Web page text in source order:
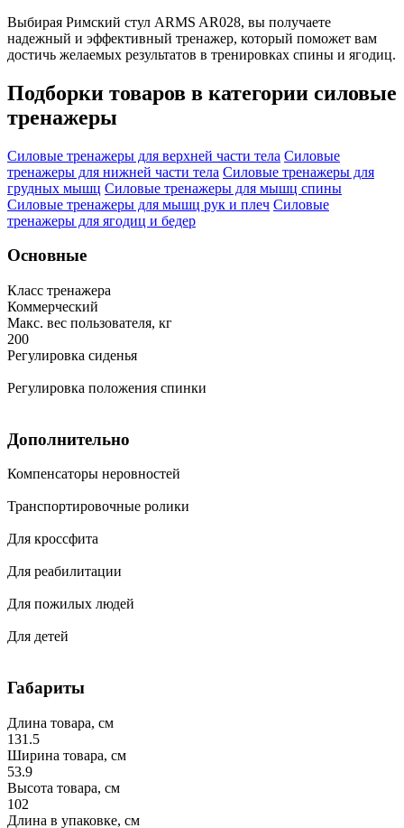
Выбирая Римский стул ARMS AR028, вы получаете
надежный и эффективный тренажер, который поможет вам
достичь желаемых результатов в тренировках спины и ягодиц.
Подборки товаров в категории силовые
тренажеры
Силовые тренажеры для верхней части тела Силовые
тренажеры для нижней части тела Силовые тренажеры для
грудных мышц Силовые тренажеры для мышц спины
Силовые тренажеры для мышц рук и плеч Силовые
тренажеры для ягодиц и бедер
Основные
Класс тренажера
Коммерческий
Макс. вес пользователя, кг
200
Регулировка сиденья
Регулировка положения спинки
Дополнительно
Компенсаторы неровностей
Транспортировочные ролики
Для кроссфита
Для реабилитации
Для пожилых людей
Для детей
Габариты
Длина товара, см
131.5
Ширина товара, см
53.9
Высота товара, см
102
Длина в упаковке, см